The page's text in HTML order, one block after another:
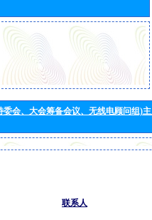
会、大会筹备会议、无线电顾问组)
联系人